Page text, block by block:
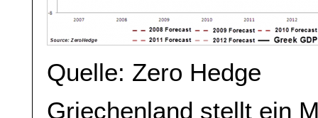
Quelle: Zero Hedge
Griechenland stellt ein